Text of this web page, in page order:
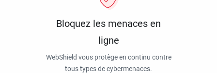
Bloquez les menaces en
ligne
WebShield vous protège en continu contre
tous types de cybermenaces.